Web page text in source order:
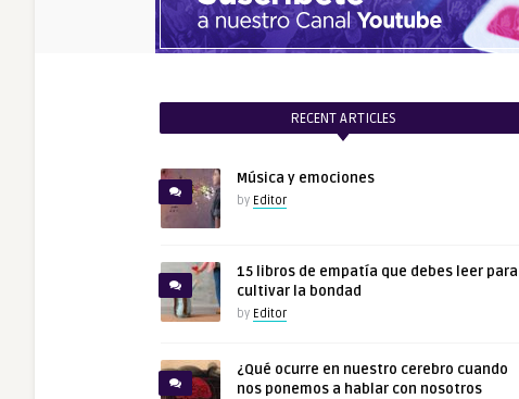
RECENT ARTICLES
Música y emociones
by Editor
15 libros de empatía que debes leer para
cultivar la bondad
by Editor
¿Qué ocurre en nuestro cerebro cuando
nos ponemos a hablar con nosotros